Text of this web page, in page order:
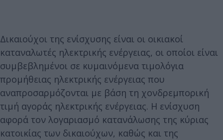
Δικαιούχοι της ενίσχυσης είναι οι οικιακοί
καταναλωτές ηλεκτρικής ενέργειας, οι οποίοι είναι
συμβεβλημένοι σε κυμαινόμενα τιμολόγια
προμήθειας ηλεκτρικής ενέργειας που
αναπροσαρμόζονται με βάση τη χονδρεμπορική
τιμή αγοράς ηλεκτρικής ενέργειας. Η ενίσχυση
αφορά τον λογαριασμό κατανάλωσης της κύριας
κατοικίας των δικαιούχων, καθώς και της